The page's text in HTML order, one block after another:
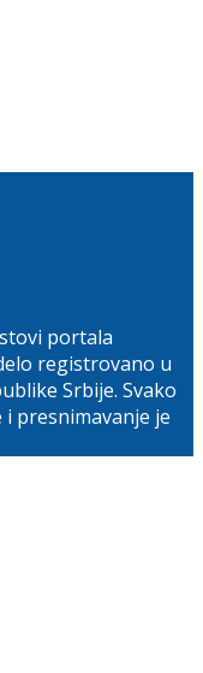
portala
registrovano u
Srbije. Svako
presnimavanje je